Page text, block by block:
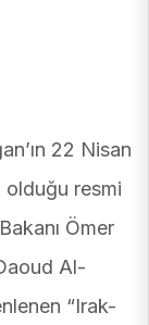
22 Nisan
olduğu resmi
Ömer
Al-
“Irak-